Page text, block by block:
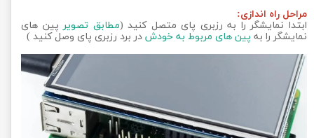
مراحل راه اندازی:
ابتدا نمایشگر را به رزبری پای متصل کنید (مطابق تصویر پین های
نمایشگر را به پین های مربوط به خودش در برد رزبری پای وصل کنید )